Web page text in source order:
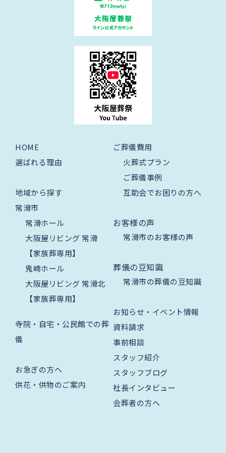
HOME
選ばれる理由
地域から探す
常滑市
常滑ホール
大阪屋リビング 常滑
【家族葬専用】
鬼崎ホール
大阪屋リビング 常滑北
【家族葬専用】
寺院・自宅・公民館での葬
儀
お急ぎの方へ
供花・供物のご案内
ご葬儀費用
火葬式プラン
ご葬儀事例
互助会でお困りの方へ
お客様の声
常滑市のお客様の声
葬儀の豆知識
常滑市の葬儀の豆知識
お知らせ・イベント情報
資料請求
事前相談
スタッフ紹介
スタッフブログ
社長インタビュー
会葬者の方へ